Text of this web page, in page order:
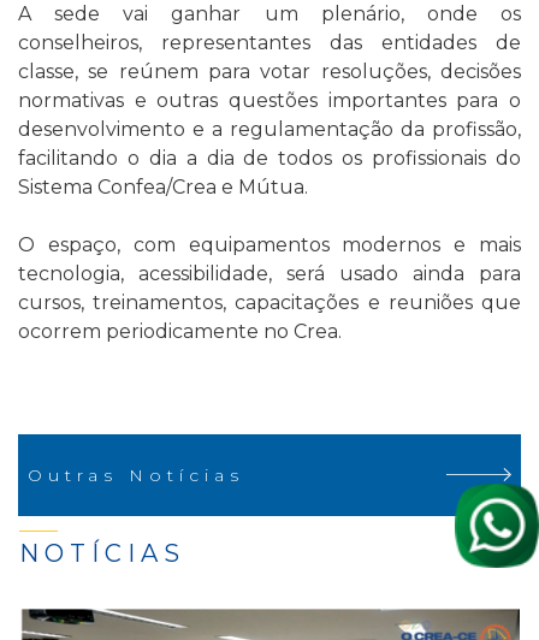
A sede vai ganhar um plenário, onde os
conselheiros, representantes das entidades de
classe, se reúnem para votar resoluções, decisões
normativas e outras questões importantes para o
desenvolvimento e a regulamentação da profissão,
facilitando o dia a dia de todos os profissionais do
Sistema Confea/Crea e Mútua.
O espaço, com equipamentos modernos e mais
tecnologia, acessibilidade, será usado ainda para
cursos, treinamentos, capacitações e reuniões que
ocorrem periodicamente no Crea.
Outras Notícias
NOTÍCIAS